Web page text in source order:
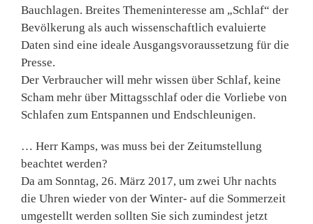
Bauchlagen. Breites Themeninteresse am „Schlaf“ der
Bevölkerung als auch wissenschaftlich evaluierte
Daten sind eine ideale Ausgangsvoraussetzung für die
Presse.
Der Verbraucher will mehr wissen über Schlaf, keine
Scham mehr über Mittagsschlaf oder die Vorliebe von
Schlafen zum Entspannen und Endschleunigen.
… Herr Kamps, was muss bei der Zeitumstellung
beachtet werden?
Da am Sonntag, 26. März 2017, um zwei Uhr nachts
die Uhren wieder von der Winter- auf die Sommerzeit
umgestellt werden sollten Sie sich zumindest jetzt